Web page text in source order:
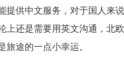
提供中文服务，对于国人来
上还是需要用英文沟通，北
旅途的一点小幸运。